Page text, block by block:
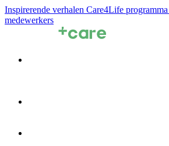
Inspirerende verhalen Care4Life programma
medewerkers